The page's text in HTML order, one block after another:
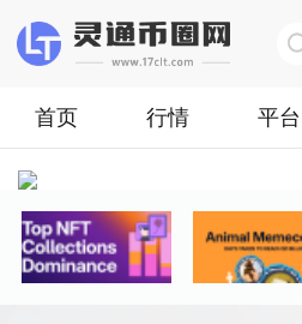
首页 行情 平台